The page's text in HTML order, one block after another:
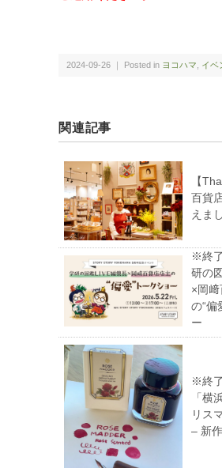
2024-09-26 ｜ Posted in ヨコハマ イベ
関連記事
【
百貨
えま
※終
研の
×岡
の“偏
ー
※終
「横
リス
– 新